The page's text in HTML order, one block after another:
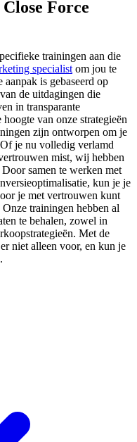
Force
trainingen aan die
specialist om jou te
is gebaseerd op
de uitdagingen die
in transparante
van onze strategieën
zijn ontworpen om je
je nu volledig verlamd
mist, wij hebben
samen te werken met
kun je je
je met vertrouwen kunt
trainingen hebben al
te behalen, zowel in
Met de
niet alleen voor, en kun je